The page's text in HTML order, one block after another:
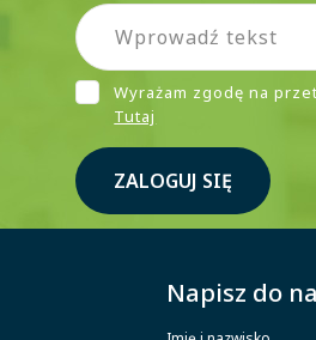
Wyrażam zgodę na
Tutaj
ZALOGUJ SIĘ
Napisz do